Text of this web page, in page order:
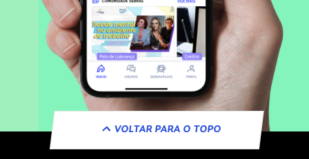
VOLTAR PARA O TOPO